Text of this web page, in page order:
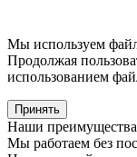
Мы используем
Продолжая
использованием
Принять
Наши преимущества
Мы работаем без